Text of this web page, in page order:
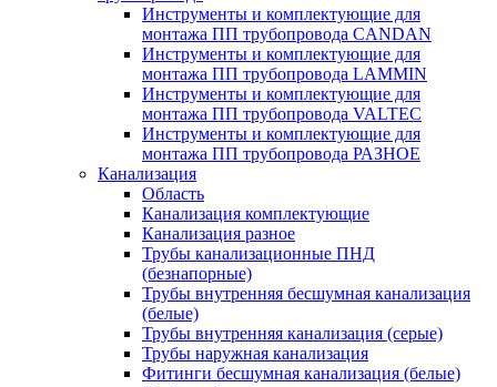
Инструменты и комплектующие для
монтажа ПП трубопровода CANDAN
Инструменты и комплектующие для
монтажа ПП трубопровода LAMMIN
Инструменты и комплектующие для
монтажа ПП трубопровода VALTEC
Инструменты и комплектующие для
монтажа ПП трубопровода РАЗНОЕ
Канализация
Область
Канализация комплектующие
Канализация разное
Трубы канализационные ПНД
(безнапорные)
Трубы внутренняя бесшумная канализация
(белые)
Трубы внутренняя канализация (серые)
Трубы наружная канализация
Фитинги бесшумная канализация (белые)